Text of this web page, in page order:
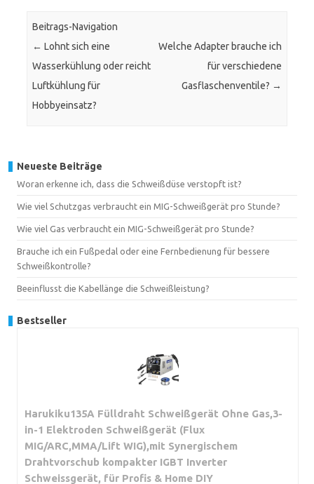
Beitrags-Navigation
← Lohnt sich eine
Wasserkühlung oder reicht
Luftkühlung für
Hobbyeinsatz?
Welche Adapter brauche ich
für verschiedene
Gasflaschenventile? →
Neueste Beiträge
Woran erkenne ich, dass die Schweißdüse verstopft ist?
Wie viel Schutzgas verbraucht ein MIG-Schweißgerät pro Stunde?
Wie viel Gas verbraucht ein MIG-Schweißgerät pro Stunde?
Brauche ich ein Fußpedal oder eine Fernbedienung für bessere
Schweißkontrolle?
Beeinflusst die Kabellänge die Schweißleistung?
Bestseller
Harukiku135A Fülldraht Schweißgerät Ohne Gas,3-
in-1 Elektroden Schweißgerät (Flux
MIG/ARC,MMA/Lift WIG),mit Synergischem
Drahtvorschub kompakter IGBT Inverter
Schweissgerät, für Profis & Home DIY